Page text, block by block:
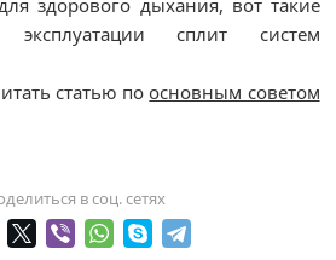
сплит систем
статью поосновным советом
в соц. сетях